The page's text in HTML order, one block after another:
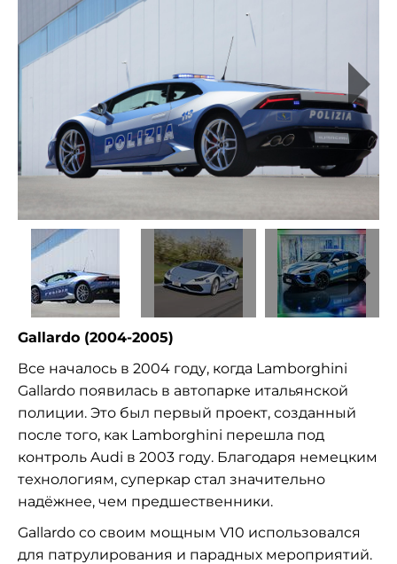
Gallardo (2004-2005)
Все началось в 2004 году, когда Lamborghini
Gallardo появилась в автопарке итальянской
полиции. Это был первый проект, созданный
после того, как Lamborghini перешла под
контроль Audi в 2003 году. Благодаря немецким
технологиям, суперкар стал значительно
надёжнее, чем предшественники.
Gallardo со своим мощным V10 использовался
для патрулирования и парадных мероприятий.